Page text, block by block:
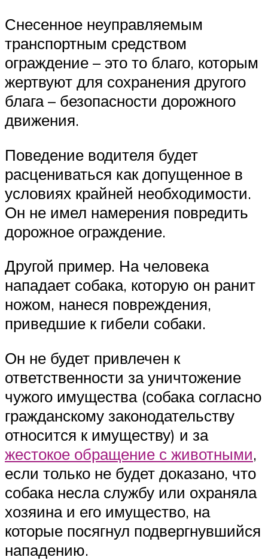
Снесенное неуправляемым
транспортным средством
ограждение – это то благо, которым
жертвуют для сохранения другого
блага – безопасности дорожного
движения.
Поведение водителя будет
расцениваться как допущенное в
условиях крайней необходимости.
Он не имел намерения повредить
дорожное ограждение.
Другой пример. На человека
нападает собака, которую он ранит
ножом, нанеся повреждения,
приведшие к гибели собаки.
Он не будет привлечен к
ответственности за уничтожение
чужого имущества (собака согласно
гражданскому законодательству
относится к имуществу) и за
жестокое обращение с животными,
если только не будет доказано, что
собака несла службу или охраняла
хозяина и его имущество, на
которые посягнул подвергнувшийся
нападению.